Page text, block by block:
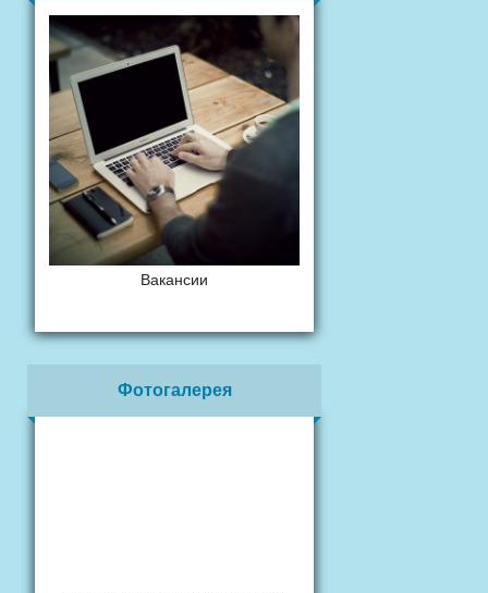
Вакансии
Фотогалерея